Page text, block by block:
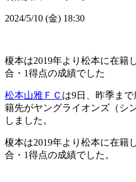
2024/5/10 (金) 18:30
榎本は2019年より松本に在籍
合・1得点の成績でした
松本山雅ＦＣ は9日、昨季ま
籍先がヤングライオンズ（シ
しました。
榎本は2019年より松本に在籍
合・1得点の成績でした。